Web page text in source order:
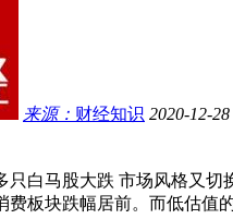
来源： 财经知识 2020-12-28
只白马股大跌 市场风格又切
板块跌幅居前。而低估值